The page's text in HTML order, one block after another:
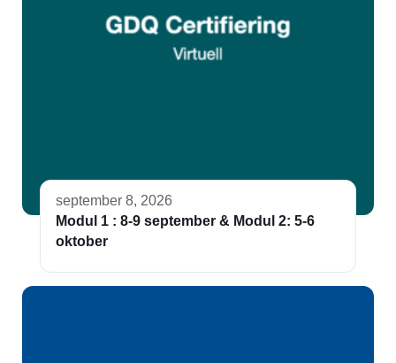
september 8, 2026
Modul 1 : 8-9 september & Modul 2: 5-6
oktober